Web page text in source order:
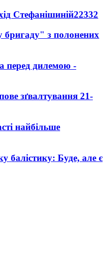
Стефанішиній22332
бригаду" з полонених
перед дилемою -
зґвалтування 21-
найбільше
балістику: Буде, але є